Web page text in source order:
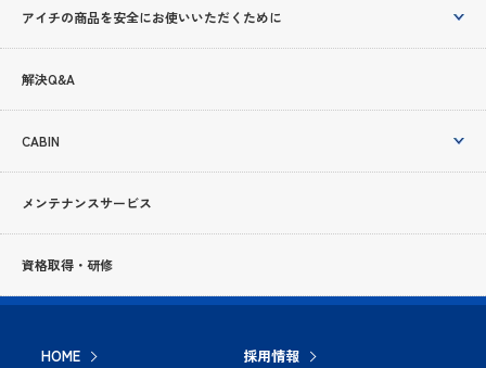
アイチの商品を安全にお使いいただくために
解決Q&A
CABIN
メンテナンスサービス
資格取得・研修
HOME
採用情報